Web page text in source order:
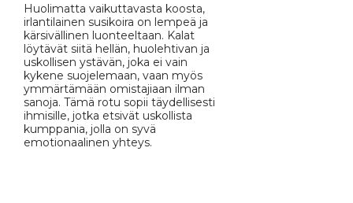
Huolimatta vaikuttavasta koosta,
irlantilainen susikoira on lempeä ja
kärsivällinen luonteeltaan. Kalat
löytävät siitä hellän, huolehtivan ja
uskollisen ystävän, joka ei vain
kykene suojelemaan, vaan myös
ymmärtämään omistajiaan ilman
sanoja. Tämä rotu sopii täydellisesti
ihmisille, jotka etsivät uskollista
kumppania, jolla on syvä
emotionaalinen yhteys.